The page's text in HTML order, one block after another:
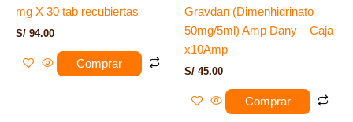
mg X 30 tab recubiertas
S/ 94.00
Comprar
Gravdan (Dimenhidrinato
50mg/5ml) Amp Dany – Caja
x10Amp
S/ 45.00
Comprar